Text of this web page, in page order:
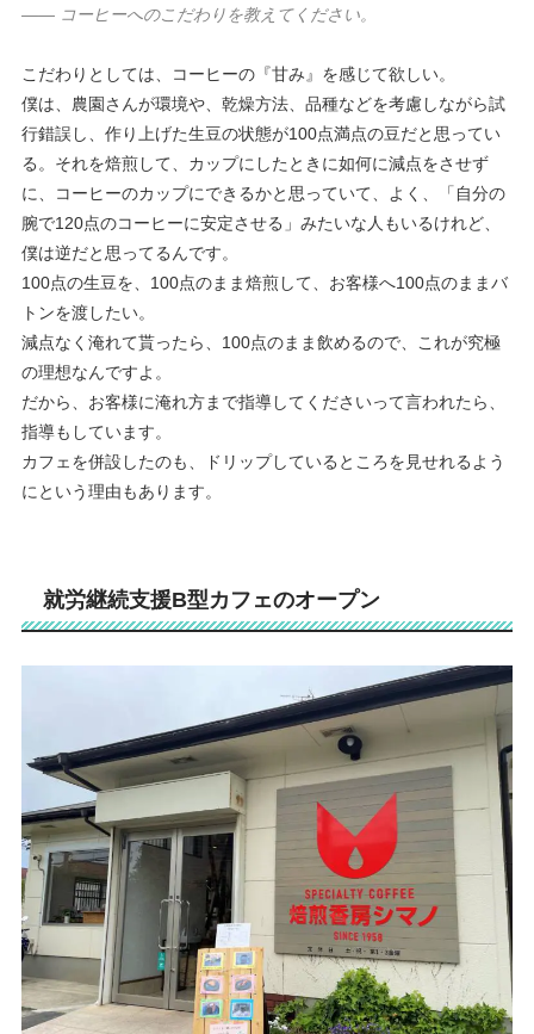
—— コーヒーへのこだわりを教えてください。
こだわりとしては、コーヒーの『甘み』を感じて欲しい。
僕は、農園さんが環境や、乾燥方法、品種などを考慮しながら試
行錯誤し、作り上げた生豆の状態が100点満点の豆だと思ってい
る。それを焙煎して、カップにしたときに如何に減点をさせず
に、コーヒーのカップにできるかと思っていて、よく、「自分の
腕で120点のコーヒーに安定させる」みたいな人もいるけれど、
僕は逆だと思ってるんです。
100点の生豆を、100点のまま焙煎して、お客様へ100点のままバ
トンを渡したい。
減点なく淹れて貰ったら、100点のまま飲めるので、これが究極
の理想なんですよ。
だから、お客様に淹れ方まで指導してくださいって言われたら、
指導もしています。
カフェを併設したのも、ドリップしているところを見せれるよう
にという理由もあります。
就労継続支援B型カフェのオープン